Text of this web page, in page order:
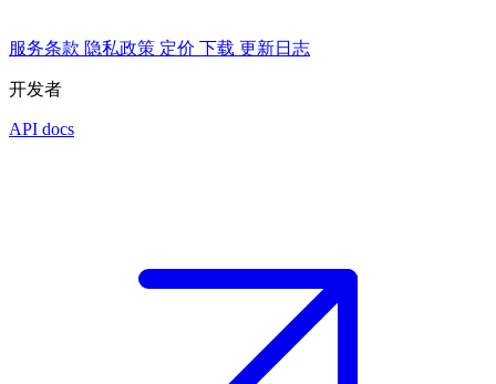
服务条款 隐私政策 定价 下载 更新日志
开发者
API docs